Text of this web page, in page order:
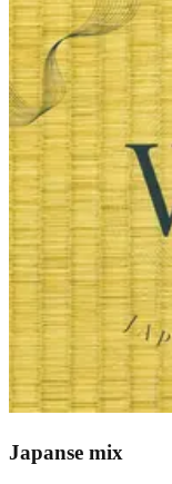
Japanse mix